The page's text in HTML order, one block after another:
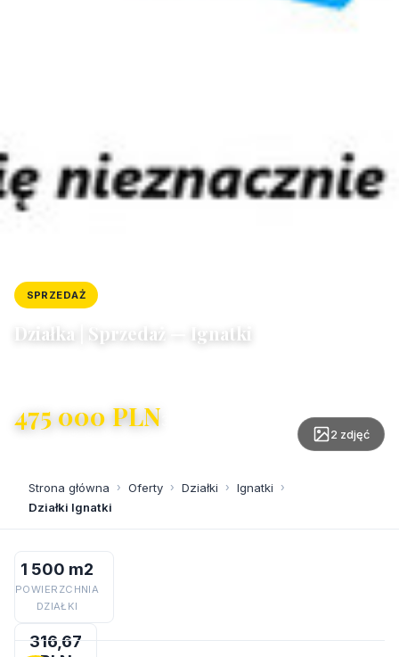
SPRZEDAŻ
Działka | Sprzedaż — Ignatki
475 000 PLN
2 zdjęć
Strona główna › Oferty › Działki › Ignatki ›
Działki Ignatki
1 500 m2
POWIERZCHNIA
DZIAŁKI
316,67